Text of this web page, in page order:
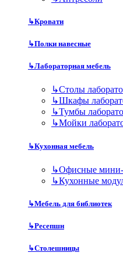
↳Кровати
↳Полки навесные
↳Лабораторная мебель
↳Столы
↳Шкафы
↳Тумбы
↳Мойки
↳Кухонная мебель
↳Офисные
↳Кухонные
↳Мебель для библиотек
↳Ресепшн
↳Столешницы